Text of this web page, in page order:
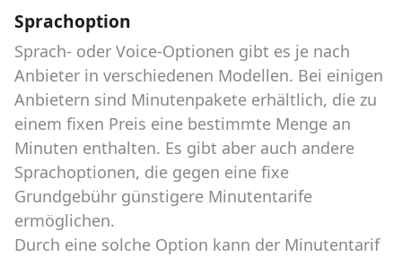
Sprachoption
Sprach- oder Voice-Optionen gibt es je nach
Anbieter in verschiedenen Modellen. Bei einigen
Anbietern sind Minutenpakete erhältlich, die zu
einem fixen Preis eine bestimmte Menge an
Minuten enthalten. Es gibt aber auch andere
Sprachoptionen, die gegen eine fixe
Grundgebühr günstigere Minutentarife
ermöglichen.
Durch eine solche Option kann der Minutentarif